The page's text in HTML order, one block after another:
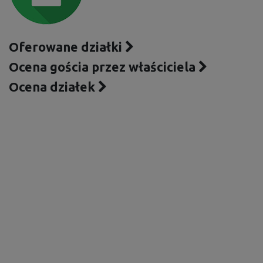
Oferowane działki
Ocena gościa przez właściciela
Ocena działek